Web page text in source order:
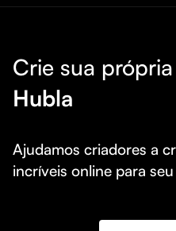
Crie sua
Hubla
Ajudamos criadores a
incríveis online para